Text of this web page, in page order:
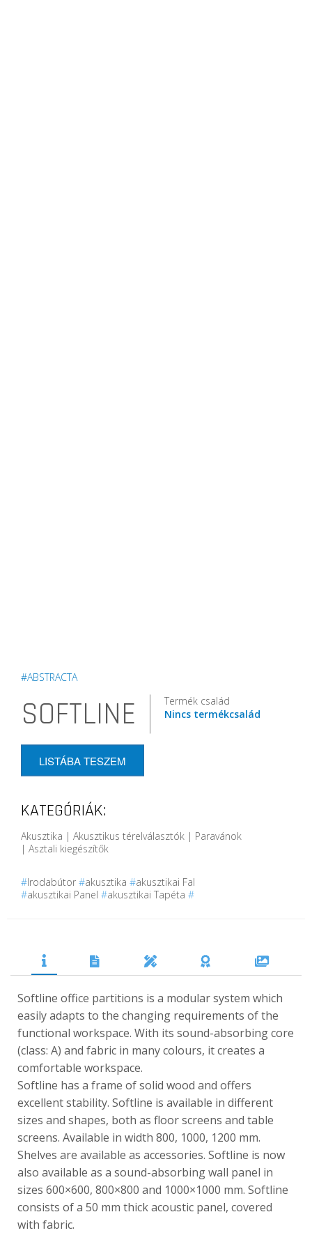
#ABSTRACTA
SOFTLINE
Termék család
Nincs termékcsalád
LISTÁBA TESZEM
KATEGÓRIÁK:
Akusztika | Akusztikus térelválasztók | Paravánok
| Asztali kiegészítők
#Irodabútor #akusztika #akusztikai Fal
#akusztikai Panel #akusztikai Tapéta #
Softline office partitions is a modular system which
easily adapts to the changing requirements of the
functional workspace. With its sound-absorbing core
(class: A) and fabric in many colours, it creates a
comfortable workspace.
Softline has a frame of solid wood and offers
excellent stability. Softline is available in different
sizes and shapes, both as floor screens and table
screens. Available in width 800, 1000, 1200 mm.
Shelves are available as accessories. Softline is now
also available as a sound-absorbing wall panel in
sizes 600×600, 800×800 and 1000×1000 mm. Softline
consists of a 50 mm thick acoustic panel, covered
with fabric.